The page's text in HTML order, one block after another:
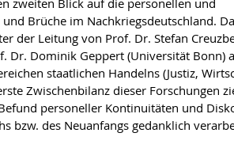
zweiten Blick auf die personellen und
Brüche im Nachkriegsdeutschland.
der Leitung von Prof. Dr. Stefan
Dr. Dominik Geppert (Universität Bonn)
staatlichen Handelns (Justiz,
Zwischenbilanz dieser Forschungen
personeller Kontinuitäten und
bzw. des Neuanfangs gedanklich